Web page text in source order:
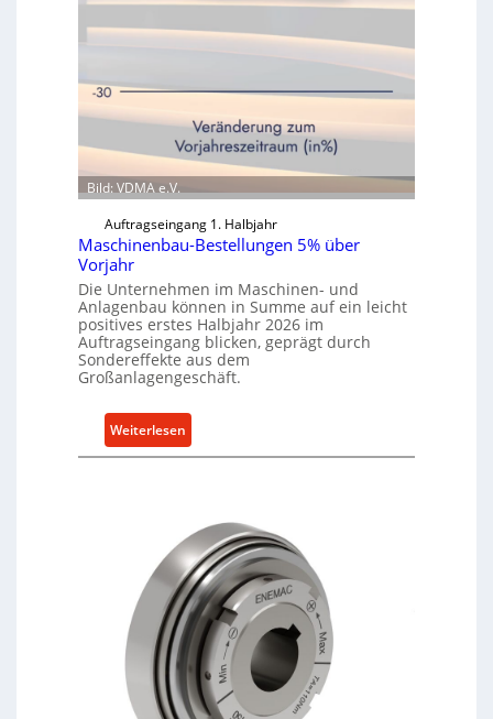
Bild: VDMA e.V.
Auftragseingang 1. Halbjahr
Maschinenbau-Bestellungen 5% über
Vorjahr
Die Unternehmen im Maschinen- und
Anlagenbau können in Summe auf ein leicht
positives erstes Halbjahr 2026 im
Auftragseingang blicken, geprägt durch
Sondereffekte aus dem
Großanlagengeschäft.
Weiterlesen
M
h
i
n
e
n
b
a
u